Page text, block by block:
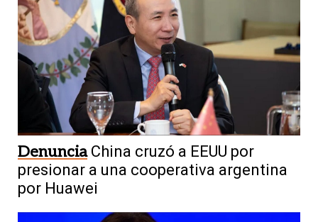
Denuncia China cruzó a EEUU por
presionar a una cooperativa argentina
por Huawei